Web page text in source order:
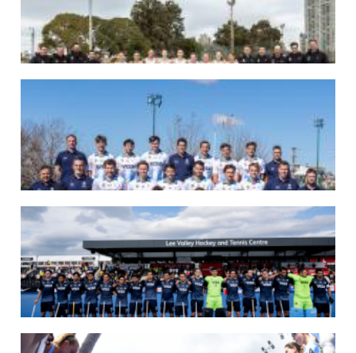
07/08/2026
LAS LEONAS LISTAS PARA DISPUTAR EL MUNDIAL 2026
Del 15 al 30 de agosto, el seleccionado argentino femenino de hockey disputará
la Copa del Mundo en Países Bajos y Bélgica. El debut será ante Estados Unidos.
LEER MÁS
07/08/2026
LOS LEONES LISTOS PARA DISPUTAR EL MUNDIAL 2026
Del 15 al 30 de agosto, el seleccionado argentino masculino de hockey disputará
la Copa del Mundo en Países Bajos y Bélgica. El debut será ante Japón.
14/07/2026
MUNDIAL 2026: LOS LEONES CONVOCADOS POR LUCAS REY